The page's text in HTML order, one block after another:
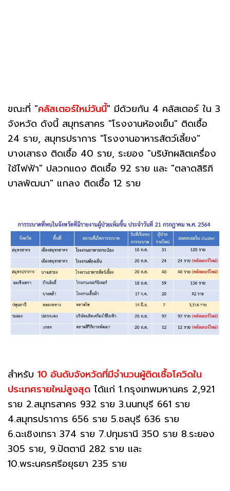
ขณะที่ "คลัสเตอร์ใหม่วันนี้" มีด้วยกัน 4 คลัสเตอร์ ใน 3
จังหวัด ดังนี้ สมุทรสาคร "โรงงานห้องเย็น" ติดเชื้อ
24 ราย, สมุทรปราการ "โรงงานอาหารสัตว์เลี้ยง"
บางเสาธง ติดเชื้อ 40 ราย, ระยอง "บริษัทผลิตเครื่อง
ใช้ไฟฟ้า" ปลวกแดง ติดเชื้อ 92 ราย และ "ตลาดสิริภิ
บาลพัฒนา" แกลง ติดเชื้อ 12 ราย
สำหรับ 10 อันดับจังหวัดที่มีจำนวนผู้ติดเชื้อโควิดใน
ประเทศรายใหม่สูงสุด ได้แก่ 1.กรุงเทพมหานคร 2,921
ราย 2.สมุทรสาคร 932 ราย 3.นนทบุรี 661 ราย
4.สมุทรปราการ 656 ราย 5.ชลบุรี 636 ราย
6.ฉะเชิงเทรา 374 ราย 7.ปทุมธานี 350 ราย 8.ระยอง
305 ราย, 9.ปัตตานี 282 ราย และ
10.พระนครศรีอยุธยา 235 ราย